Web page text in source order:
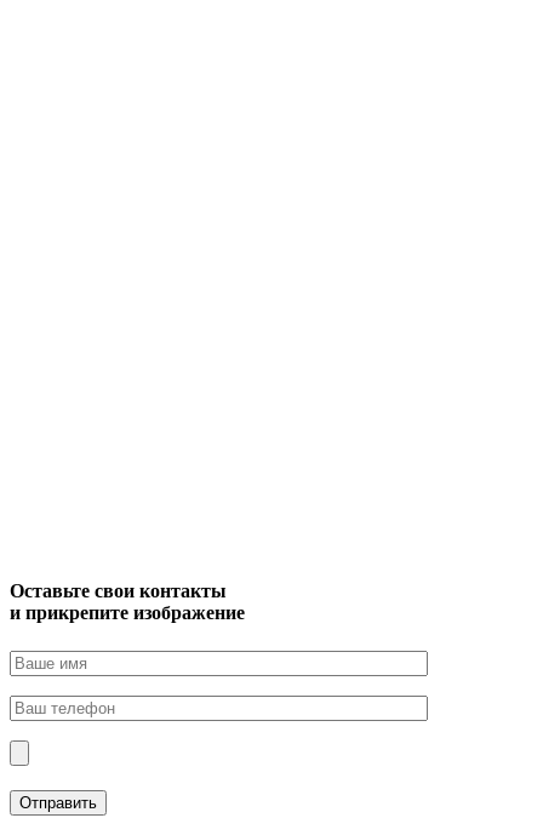
Оставьте свои контакты
и прикрепите изображение